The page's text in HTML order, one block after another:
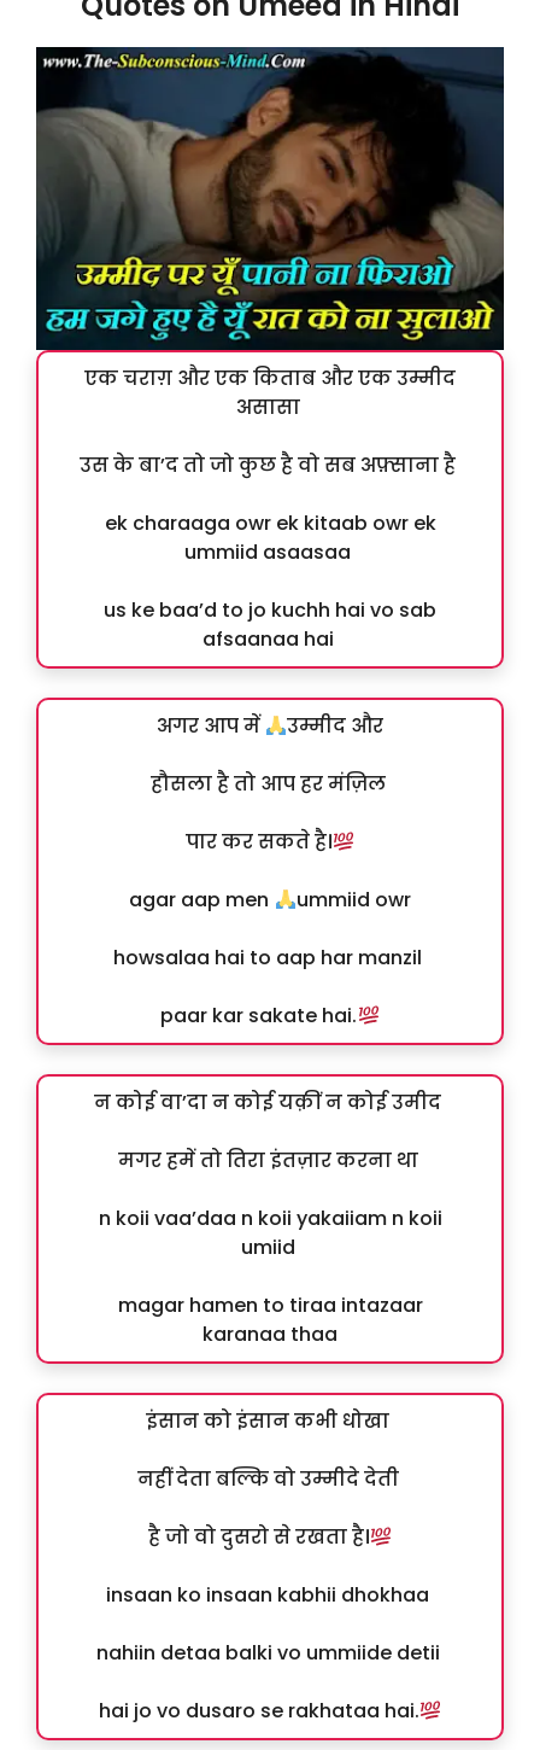
एक चराग़ और एक किताब और एक उम्मीद
असासा
उस के बा’द तो जो कुछ है वो सब अफ़्साना है
ek charaaga owr ek kitaab owr ek
ummiid asaasaa
us ke baa’d to jo kuchh hai vo sab
afsaanaa hai
अगर आप में उम्मीद और
हौसला है तो आप हर मंज़िल
पार कर सकते है।
agar aap men ummiid owr
howsalaa hai to aap har manzil
paar kar sakate hai.
न कोई वा’दा न कोई यक़ीं न कोई उमीद
मगर हमें तो तिरा इंतज़ार करना था
n koii vaa’daa n koii yakaiiam n koii
umiid
magar hamen to tiraa intazaar
karanaa thaa
इंसान को इंसान कभी धोखा
नहीं देता बल्कि वो उम्मीदे देती
है जो वो दुसरो से रखता है।
insaan ko insaan kabhii dhokhaa
nahiin detaa balki vo ummiide detii
hai jo vo dusaro se rakhataa hai.